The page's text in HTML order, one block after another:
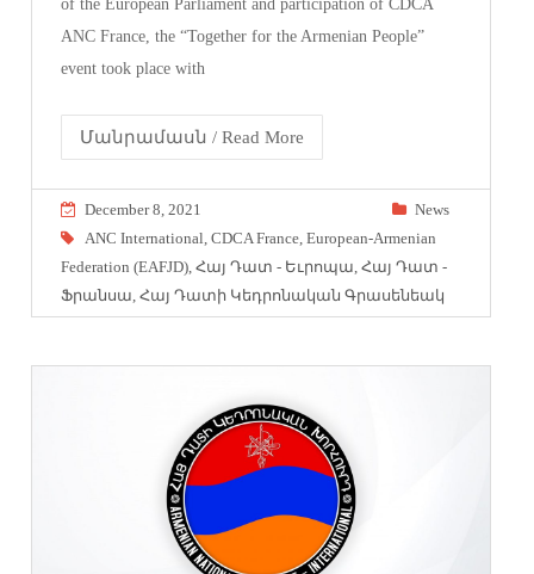
of the European Parliament and participation of CDCA
ANC France, the “Together for the Armenian People”
event took place with
Մանրամասն / Read More
December 8, 2021
News
ANC International ,CDCA France ,European-Armenian
Federation (EAFJD) ,Հայ Դատ - Եւրոպա ,Հայ Դատ -
Ֆրանսա ,Հայ Դատի Կեդրոնական Գրասենեակ